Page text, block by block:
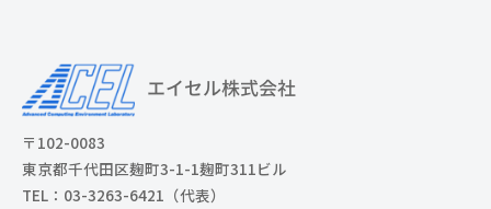
〒102-0083
東京都千代田区麹町3-1-1麹町311ビル
TEL：03-3263-6421（代表）